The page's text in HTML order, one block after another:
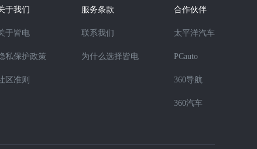
于我们
于皆电
私保护政策
区准则
服务条款
联系我们
为什么选择皆电
合作伙伴
太平洋汽车
PCauto
360导航
360汽车